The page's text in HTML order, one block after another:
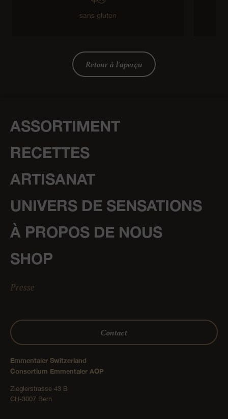
sans gluten
Retour à l'aperçu
ASSORTIMENT
RECETTES
ARTISANAT
UNIVERS DE SENSATIONS
À PROPOS DE NOUS
SHOP
Presse
Contact
Emmentaler Switzerland
Consortium Emmentaler AOP
Zieglerstrasse 43 B
CH-3007 Bern